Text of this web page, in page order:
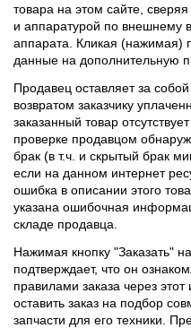
товара на этом сайте,
и аппаратурой по внешнему
аппарата. Кликая (нажимая)
данные на дополнительную
Продавец оставляет за
возвратом заказчику
заказанный товар
проверке продавцом
брак (в т.ч. и скрытый брак
если на данном интернет
ошибка в описании этого
указана ошибочная
складе продавца.
Нажимая кнопку "Заказать"
подтверждает, что он
правилами заказа через этот
оставить заказ на подбор
запчасти для его техники.